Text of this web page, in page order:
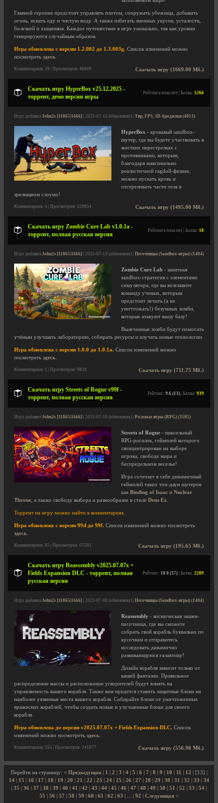
Главной героине предстоит управлять плотом, сооружать убежища, добывать
огонь, искать еду и чистую воду. А также избегать змеиных укусов, усталости,
болезней и хищников. Каждое путешествие в игре уникально, так как уровни
генерируются случайным образом.
Игра обновлена с версии 1.2.002 до 1.3.003g. Список изменений можно
посмотреть здесь
Скачать игру (1669.00 Мб.)
Комментариев: 29 | Просмотров: 46909
Скачать игру HyperBox v25.12.2025 -
торрент, демо версия игры
Рейтинга пока нет | Баллы: 1266
Игру добавил John2s [11865|1666] | 2025-07-15 (обновлено) | Тир, FPS, 3D-бродилки (4013)
HyperBox - кровавый sandbox-
шутер, где вы будете участвовать в
жестких перестрелках с
противниками, которым,
благодаря максимально
реалистичной ragdoll-физике,
можно пускать кровь и
отстреливать части тела в
зрелищном слоумо!
Скачать игру (1495.00 Мб.)
Комментариев: 4 | Просмотров: 329854
Скачать игру Zombie Cure Lab v1.0.1a -
торрент, полная русская версия
Рейтинга пока нет | Баллы: 18
Игру добавил John2s [11865|1666] | 2025-07-13 (обновлено) | Песочницы (Sandbox-игры) (1404)
Zombie Cure Lab - занятная
sandbox-стратегия с элементами
симулятора, где вы возглавите
команду ученых, которым
предстоит лечить (а не
уничтожать!) безумных зомби,
которые атакуют вашу базу!
Вылеченные зомби будут помогать
учёным улучшать лабораторию, собирать ресурсы и изучать новые технологии.
Игра обновлена с версии 1.0.0 до 1.0.1a. Список изменений можно
посмотреть здесь
Скачать игру (711.75 Мб.)
Комментариев: 1 | Просмотров: 9839
Скачать игру Streets of Rogue v99f -
торрент, полная русская версия
Рейтинг: 9.6 (13) | Баллы: 939
Игру добавил John2s [11865|1666] | 2025-07-10 (обновлено) | Ролевые игры (RPG) (3505)
Streets of Rogue - пиксельный
RPG-рогалик, геймплей которого
сконцентрирован на выборе
игрока, свободе мира и
беспредельном веселье!
Игра сочетает в себе динамичный
геймплей таких топ-даун шутеров
как Binding of Isaac и Nuclear
Throne , а также свободу выбора и разнообразие в стиле Deus Ex
Торрент на игру можно найти в комментариях.
Игра обновлена с версии 99d до 99f. Список изменений можно посмотреть
здесь
Скачать игру (195.65 Мб.)
Комментариев: 85 | Просмотров: 67593
Скачать игру Reassembly v2025.07.07x +
Fields Expansion DLC - торрент, полная
русская версия
Рейтинг: 10.0 (37) | Баллы: 2289
Игру добавил John2s [11865|1666] | 2025-07-08 (обновлено) | Песочницы (Sandbox-игры) (1404)
Reassembly - космическая экшен-
песочница, где вы сможете
собрать свой корабль буквально по
кусочкам и отправитесь
исследовать динамично
развивающуюся галактику!
Дизайн корабля зависит только от
вашей фантазии. Правильное
распределение массы и расположение ускорителей будут влиять на
управляемость вашего корабля. Также вам придется ставить защитные блоки на
наиболее уязвимые места вашего корабля. Собирайте блоки от уничтоженных
вражеских кораблей, чтобы создать новые и улучшенные блоки для своего
корабля.
Игра обновлена до версии v2025.07.07x + Fields Expansion DLC. Список
изменений можно посмотреть здесь
Скачать игру (556.98 Мб.)
Комментариев: 555 | Просмотров: 241077
Перейти на страницу: < Предыдущая 1 2 3 4 5 6 7 8 9 10 11 12 | [13] |
14
15 16 17 18 19 20 21 22 23 24 25 26 27 28 29 30 31 32 33
34
35 36 37 38 39 40 41 42 43 44 45 46 47 48 49 50 51 52 53 54
55
56 57 58 59 60 61 62 63 92 Следующая >